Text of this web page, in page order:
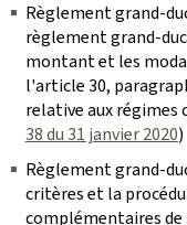
Règlement grand-
règlement grand-
montant et les
l'article 30,
relative aux régimes
38 du 31 janvier 2020)
Règlement grand-
critères et la
complémentaires de